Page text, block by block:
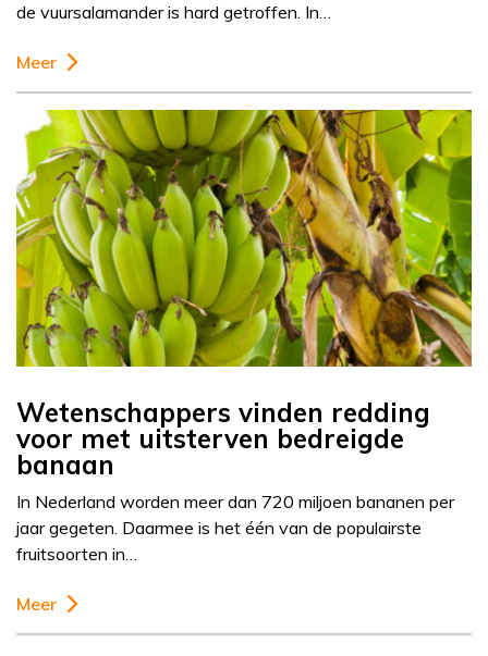
de vuursalamander is hard getroffen. In…
Meer
Wetenschappers vinden redding
voor met uitsterven bedreigde
banaan
In Nederland worden meer dan 720 miljoen bananen per
jaar gegeten. Daarmee is het één van de populairste
fruitsoorten in…
Meer